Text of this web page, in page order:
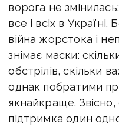
ворога не
все і всіх в
війна жорстока і
знімає маски:
обстрілів, скільки
однак побратими
якнайкраще. Звісно,
підтримка один